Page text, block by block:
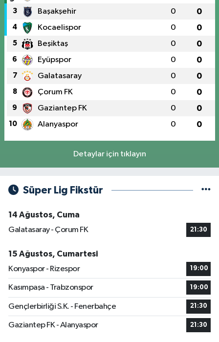
3 Başakşehir 0 0
4 Kocaelispor 0 0
5 Beşiktaş 0 0
6 Eyüpspor 0 0
7 Galatasaray 0 0
8 Çorum FK 0 0
9 Gaziantep FK 0 0
10 Alanyaspor 0 0
Detaylar için tıklayın
Süper Lig Fikstür
14 Ağustos, Cuma
Galatasaray - Çorum FK
21:30
15 Ağustos, Cumartesi
Konyaspor - Rizespor
19:00
Kasımpaşa - Trabzonspor 19:00
Gençlerbirliği S.K. - Fenerbahçe 21:30
Gaziantep FK - Alanyaspor 21:30